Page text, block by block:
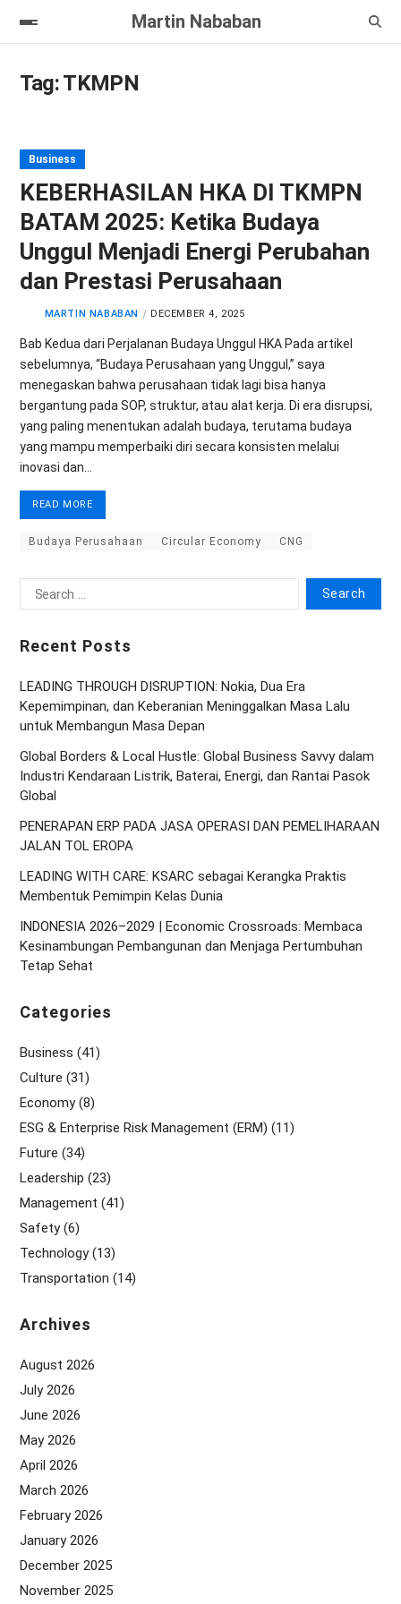
Martin Nababan
Tag:TKMPN
Business
KEBERHASILAN HKA DI TKMPN
BATAM 2025: Ketika Budaya
Unggul Menjadi Energi Perubahan
dan Prestasi Perusahaan
MARTIN NABABAN DECEMBER 4, 2025
Bab Kedua dari Perjalanan Budaya Unggul HKA Pada artikel
sebelumnya, “Budaya Perusahaan yang Unggul,” saya
menegaskan bahwa perusahaan tidak lagi bisa hanya
bergantung pada SOP, struktur, atau alat kerja. Di era disrupsi,
yang paling menentukan adalah budaya, terutama budaya
yang mampu memperbaiki diri secara konsisten melalui
inovasi dan…
READ MORE
Budaya Perusahaan Circular Economy CNG
Recent Posts
LEADING THROUGH DISRUPTION: Nokia, Dua Era
Kepemimpinan, dan Keberanian Meninggalkan Masa Lalu
untuk Membangun Masa Depan
Global Borders & Local Hustle: Global Business Savvy dalam
Industri Kendaraan Listrik, Baterai, Energi, dan Rantai Pasok
Global
PENERAPAN ERP PADA JASA OPERASI DAN PEMELIHARAAN
JALAN TOL EROPA
LEADING WITH CARE: KSARC sebagai Kerangka Praktis
Membentuk Pemimpin Kelas Dunia
INDONESIA 2026–2029 | Economic Crossroads: Membaca
Kesinambungan Pembangunan dan Menjaga Pertumbuhan
Tetap Sehat
Categories
Business (41)
Culture (31)
Economy(8)
ESG & Enterprise Risk Management (ERM) (11)
Future (34)
Leadership (23)
Management (41)
Safety(6)
Technology(13)
Transportation (14)
Archives
August 2026
July 2026
June 2026
May 2026
April 2026
March 2026
February 2026
January 2026
December 2025
November 2025